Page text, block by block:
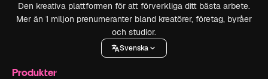
Den kreativa plattformen för att förverkliga ditt bästa arbete.
Mer än 1 miljon prenumeranter bland kreatörer, företag, byråer
och studior.
Svenska
Produkter